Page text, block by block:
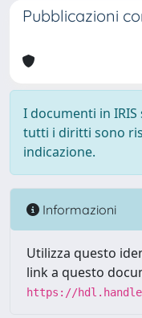
Pubblicazioni
I documenti in
tutti i diritti sono
indicazione.
Informazioni
Utilizza questo
link a questo
https://